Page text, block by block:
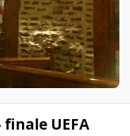
UEFA